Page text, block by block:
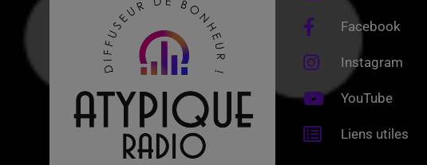
Facebook
Instagram
YouTube
Liens utiles